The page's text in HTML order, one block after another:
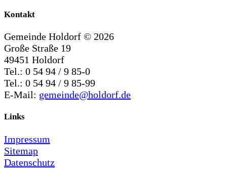
Kontakt
Gemeinde Holdorf © 2026
Große Straße 19
49451 Holdorf
Tel.: 0 54 94 / 9 85-0
Tel.: 0 54 94 / 9 85-99
E-Mail: gemeinde@holdorf.de
Links
Impressum
Sitemap
Datenschutz